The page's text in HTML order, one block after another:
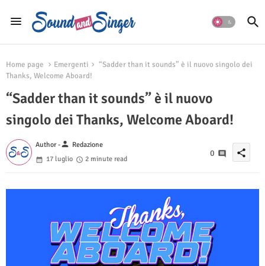
Home page Emergenti
“Sadder than it sounds” è il nuovo singolo dei
Thanks, Welcome Aboard!
“Sadder than it sounds” è il nuovo
singolo dei Thanks, Welcome Aboard!
Author -person Redazione
17 luglio
2 minute read
0 share